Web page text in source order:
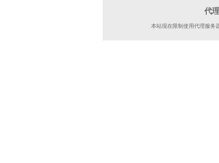
代
本站现在限制使用代理服务